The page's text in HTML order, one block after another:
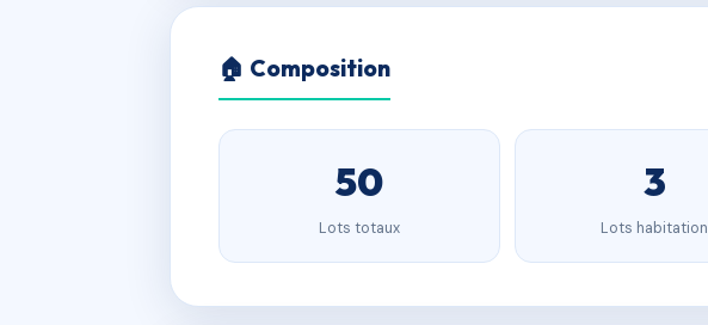
🏠 Composition
50
Lots totaux
3
Lots habitation